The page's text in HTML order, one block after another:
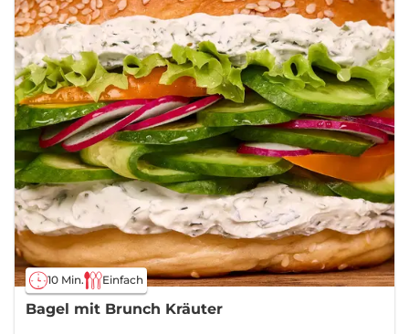
10 Min. Einfach
Bagel mit Brunch Kräuter